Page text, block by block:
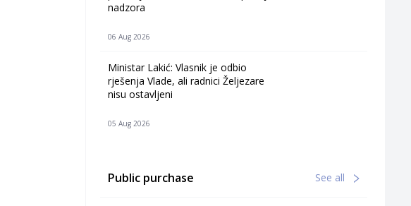
nadzora
06 Aug 2026
Ministar Lakić: Vlasnik je odbio
rješenja Vlade, ali radnici Željezare
nisu ostavljeni
05 Aug 2026
Public purchase See all